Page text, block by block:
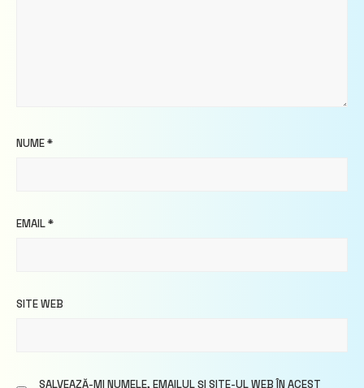
NUME*
EMAIL*
SITE WEB
SALVEAZĂ-MI NUMELE, EMAILUL ȘI SITE-UL WEB ÎN ACEST